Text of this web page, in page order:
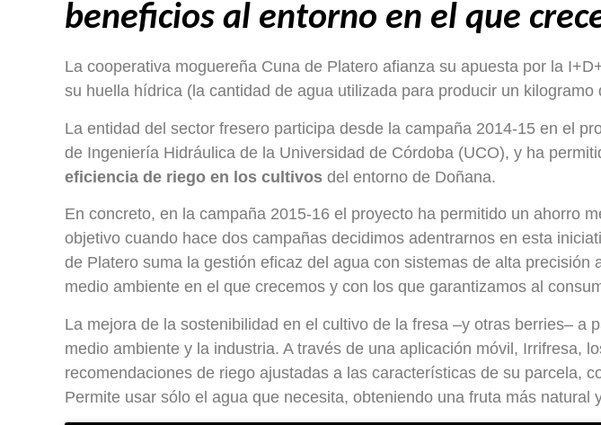
beneficios al entorno en el que
La cooperativa moguereña Cuna de Platero afianza su apuesta por la
su huella hídrica (la cantidad de agua utilizada para producir un kilogramo
La entidad del sector fresero participa desde la campaña 2014-15 en el
de Ingeniería Hidráulica de la Universidad de Córdoba (UCO), y ha
eficiencia de riego en los cultivos del entorno de Doñana.
En concreto, en la campaña 2015-16 el proyecto ha permitido un ahorro
objetivo cuando hace dos campañas decidimos adentrarnos en esta
de Platero suma la gestión eficaz del agua con sistemas de alta
medio ambiente en el que crecemos y con los que garantizamos al
La mejora de la sostenibilidad en el cultivo de la fresa –y otras berries–
medio ambiente y la industria. A través de una aplicación móvil, Irrifresa,
recomendaciones de riego ajustadas a las características de su parcela,
Permite usar sólo el agua que necesita, obteniendo una fruta más natural